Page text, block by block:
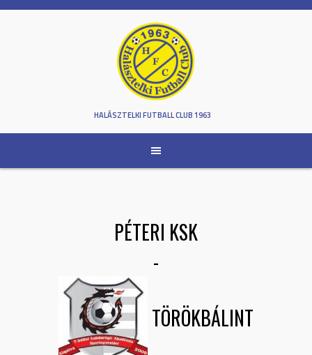
Skip
HALÁSZTELKI FUTBALL CLUB 1963
PÉTERI KSK
-
TÖRÖKBÁLINT